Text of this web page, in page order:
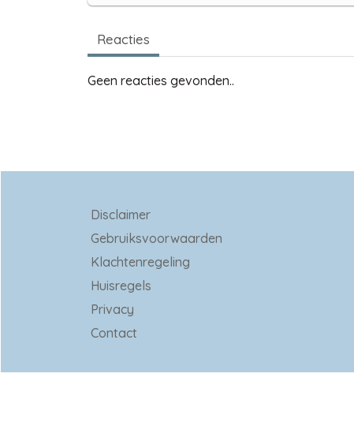
Reacties
Geen reacties gevonden..
Disclaimer
Gebruiksvoorwaarden
Klachtenregeling
Huisregels
Privacy
Contact